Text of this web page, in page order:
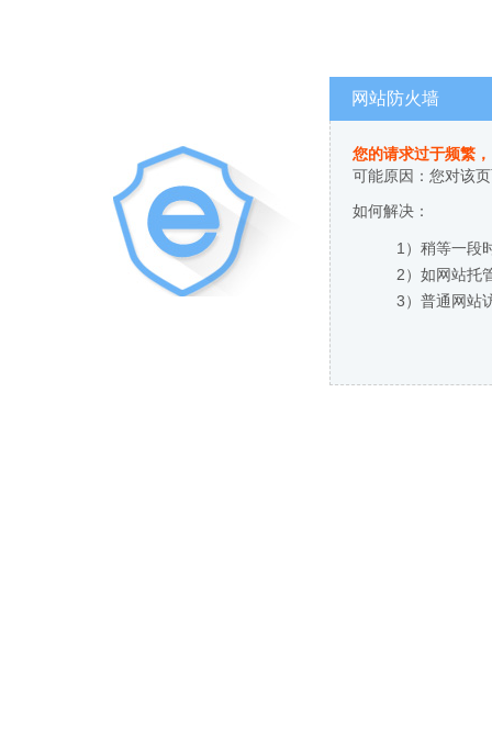
网站防火墙
您的请求过于频繁
可能原因：您对该
如何解决：
1）稍等一段
2）如网站托
3）普通网站